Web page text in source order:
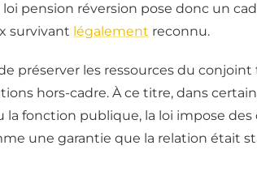
loi pension réversion pose donc un
survivant légalement reconnu.
préserver les ressources du
hors-cadre. À ce titre, dans
fonction publique, la loi impose
une garantie que la relation était